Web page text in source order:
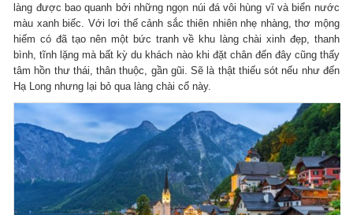
làng được bao quanh bởi những ngọn núi đá vôi hùng vĩ và biển nước
màu xanh biếc. Với lơi thế cảnh sắc thiên nhiên nhẹ nhàng, thơ mộng
hiếm có đã tạo nên một bức tranh về khu làng chài xinh đẹp, thanh
bình, tĩnh lặng mà bất kỳ du khách nào khi đặt chân đến đây cũng thấy
tâm hồn thư thái, thân thuộc, gần gũi. Sẽ là thật thiếu sót nếu như đến
Hạ Long nhưng lại bỏ qua làng chài cổ này.